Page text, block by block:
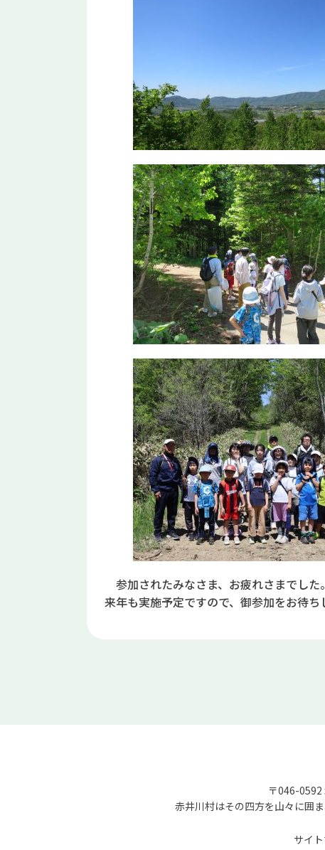
参加されたみなさま、お疲れさまでした。
来年も実施予定ですので、御参加をお待ち
〒046-
赤井川村はその四方を山々に囲
サイ